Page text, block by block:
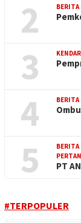
2
3
4
5 PT
#TERPOPULER